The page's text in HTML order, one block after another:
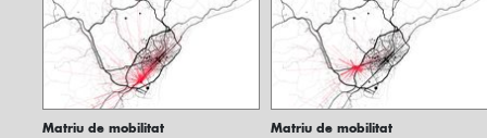
Matriu de mobilitat
Matriu de mobilitat